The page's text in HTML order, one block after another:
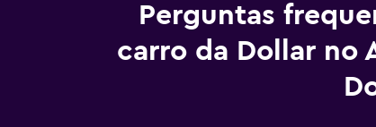
Perguntas
carro da Dollar no